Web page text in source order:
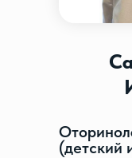
(детский